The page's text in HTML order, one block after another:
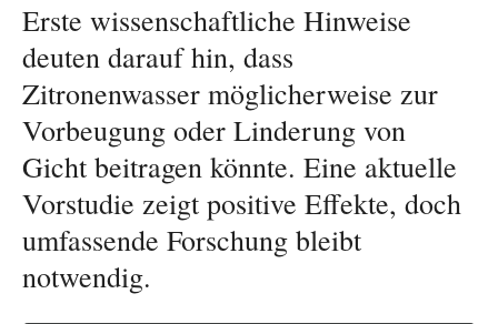
Erste wissenschaftliche Hinweise
deuten darauf hin, dass
Zitronenwasser möglicherweise zur
Vorbeugung oder Linderung von
Gicht beitragen könnte. Eine aktuelle
Vorstudie zeigt positive Effekte, doch
umfassende Forschung bleibt
notwendig.